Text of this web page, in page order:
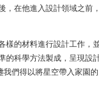
，在他進入設計領域之前
樣的材料進行設計工作，
的科學方法製成，呈現設
們得以將星空帶入家園的